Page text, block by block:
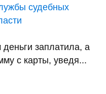
судебных
заплатила, а
с карты, уведя...